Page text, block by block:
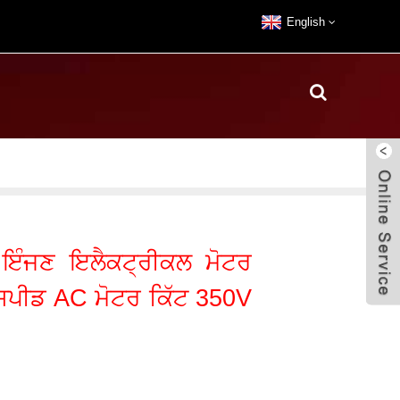
English
ਇਲੈਕਟ੍ਰੀਕਲ ਮੋਟਰ
AC ਮੋਟਰ ਕਿੱਟ 350V